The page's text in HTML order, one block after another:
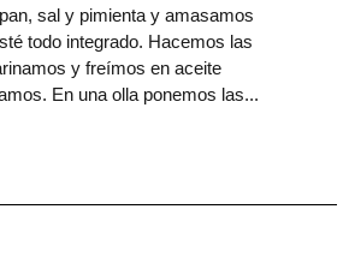
sal y pimienta y amasamos
todo integrado. Hacemos las
y freímos en aceite
En una olla ponemos las